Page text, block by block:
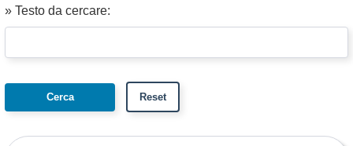
» Testo da cercare: